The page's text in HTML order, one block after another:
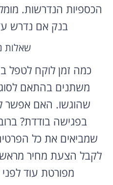
הכספיות הנדרשות.
בנק אם נדרש
שאלות
כמה זמן לוקח לטפל
משתנים בהתאם
שהוגשו. האם אפשר
בפגישה בודדת?
שמביאים את כל
לקבל הצעת מחיר
מפורטת עוד